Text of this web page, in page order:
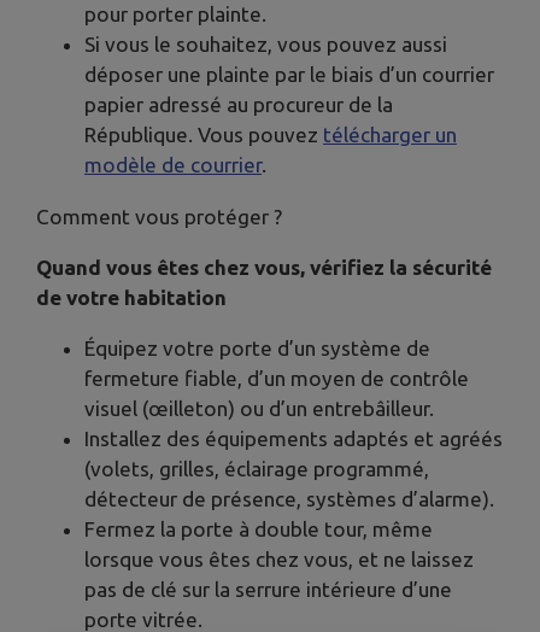
pour porter plainte.
Si vous le souhaitez, vous pouvez aussi
déposer une plainte par le biais d’un courrier
papier adressé au procureur de la
République. Vous pouvez télécharger un
modèle de courrier.
Comment vous protéger ?
Quand vous êtes chez vous, vérifiez la sécurité
de votre habitation
Équipez votre porte d’un système de
fermeture fiable, d’un moyen de contrôle
visuel (œilleton) ou d’un entrebâilleur.
Installez des équipements adaptés et agréés
(volets, grilles, éclairage programmé,
détecteur de présence, systèmes d’alarme).
Fermez la porte à double tour, même
lorsque vous êtes chez vous, et ne laissez
pas de clé sur la serrure intérieure d’une
porte vitrée.